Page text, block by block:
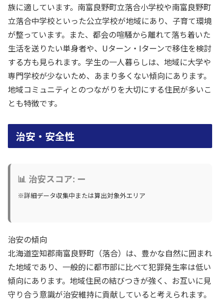
族に適しています。南富良野町立落合小学校や南富良野町
立落合中学校といった公立学校が地域にあり、子育て環境
が整っています。また、都会の喧騒から離れて落ち着いた
生活を送りたい単身者や、Uターン・Iターンで移住を検討
する方も見られます。学生の一人暮らしは、地域に大学や
専門学校が少ないため、あまり多くない傾向にあります。
地域コミュニティとのつながりを大切にする住民が多いこ
とも特徴です。
治安・安全性
📊 治安スコア: ー
※詳細データ収集中または算出対象外エリア
治安の傾向
北海道空知郡南富良野町（落合）は、豊かな自然に囲まれ
た地域であり、一般的に都市部に比べて犯罪発生率は低い
傾向にあります。地域住民の結びつきが強く、お互いに見
守り合う意識が治安維持に貢献していると考えられます。